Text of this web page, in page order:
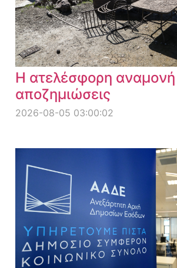
Η ατελέσφορη αναμονή
αποζημιώσεις
2026-08-05 03:00:02